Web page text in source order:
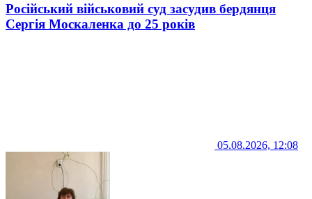
Російський військовий суд засудив бердянця
Сергія Москаленка до 25 років
05.08.2026, 12:08